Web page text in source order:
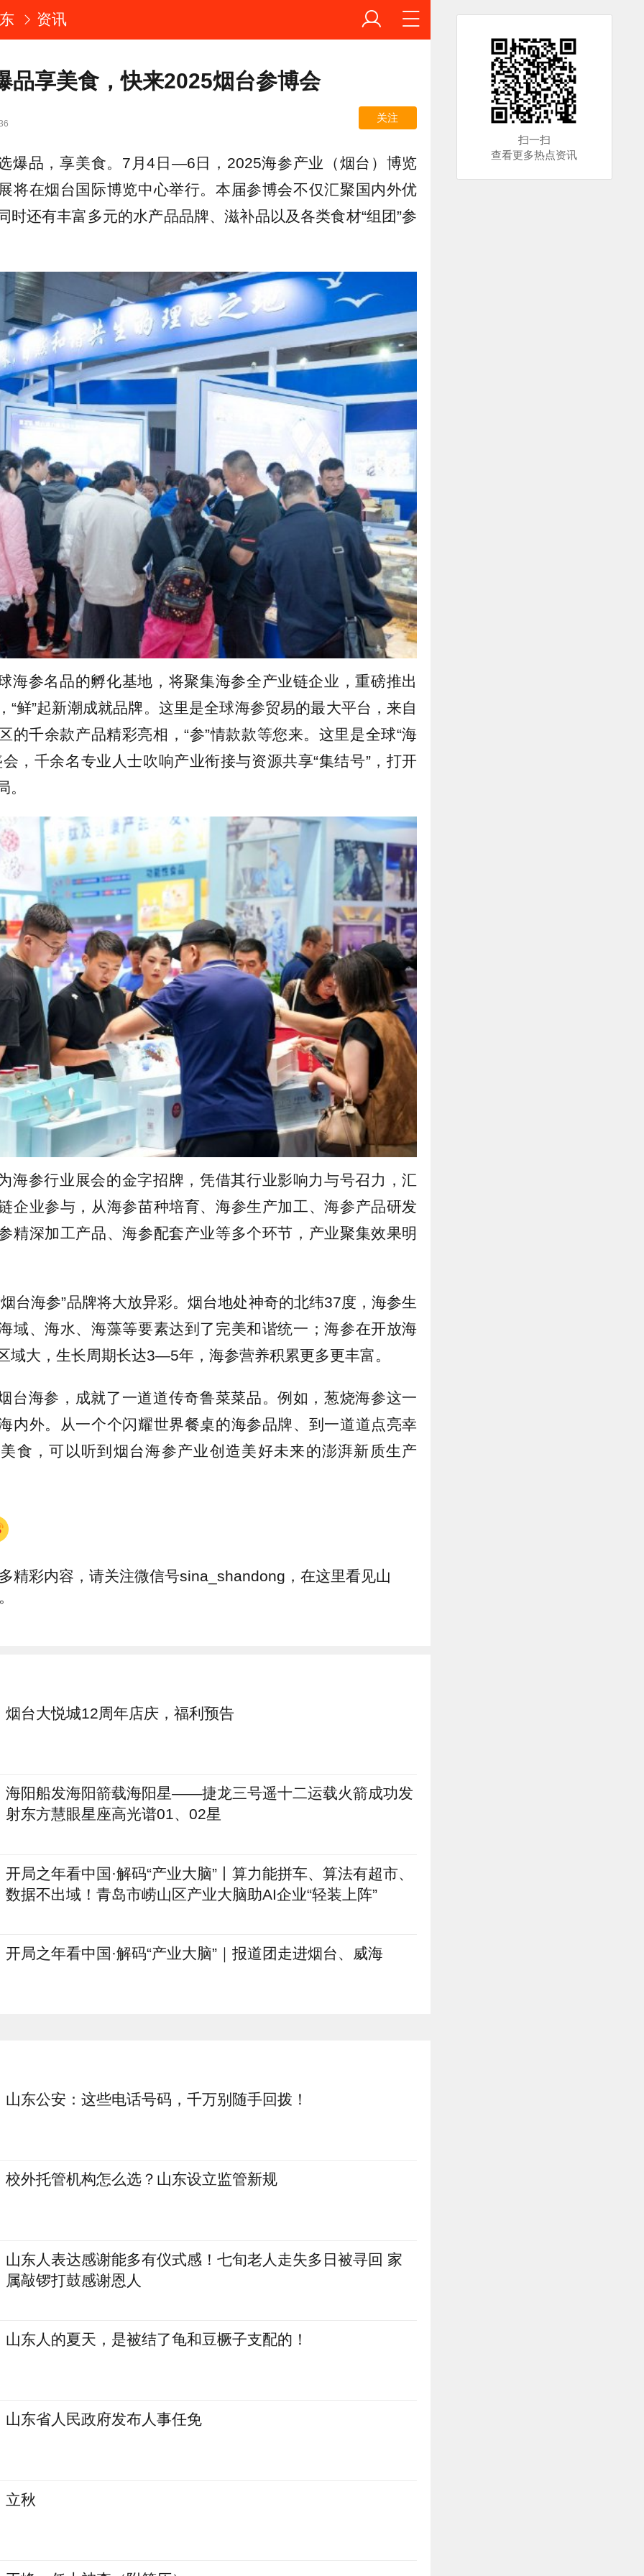
资讯
品享美食，快来2025烟台参博会
关注
爆品，享美食。7月4日—6日，2025海参产业（烟台）博览
将在烟台国际博览中心举行。本届参博会不仅汇聚国内外优
时还有丰富多元的水产品品牌、滋补品以及各类食材“组团”参
海参名品的孵化基地，将聚集海参全产业链企业，重磅推出
“鲜”起新潮成就品牌。这里是全球海参贸易的最大平台，来自
的千余款产品精彩亮相，“参”情款款等您来。这里是全球“海
，千余名专业人士吹响产业衔接与资源共享“集结号”，打开
。
海参行业展会的金字招牌，凭借其行业影响力与号召力，汇
企业参与，从海参苗种培育、海参生产加工、海参产品研发
精深加工产品、海参配套产业等多个环节，产业聚集效果明
台海参”品牌将大放异彩。烟台地处神奇的北纬37度，海参生
域、海水、海藻等要素达到了完美和谐统一；海参在开放海
域大，生长周期长达3—5年，海参营养积累更多更丰富。
台海参，成就了一道道传奇鲁菜菜品。例如，葱烧海参这一
内外。从一个个闪耀世界餐桌的海参品牌、到一道道点亮幸
食，可以听到烟台海参产业创造美好未来的澎湃新质生产
精彩内容，请关注微信号sina_shandong，在这里看见山
烟台大悦城12周年店庆，福利预告
海阳船发海阳箭载海阳星——捷龙三号遥十二运载火箭成功发
射东方慧眼星座高光谱01、02星
开局之年看中国·解码“产业大脑”丨算力能拼车、算法有超市、
数据不出域！青岛市崂山区产业大脑助AI企业“轻装上阵”
开局之年看中国·解码“产业大脑”｜报道团走进烟台、威海
山东公安：这些电话号码，千万别随手回拨！
校外托管机构怎么选？山东设立监管新规
山东人表达感谢能多有仪式感！七旬老人走失多日被寻回 家
属敲锣打鼓感谢恩人
山东人的夏天，是被结了龟和豆橛子支配的！
山东省人民政府发布人事任免
立秋
扫一扫
查看更多热点资讯